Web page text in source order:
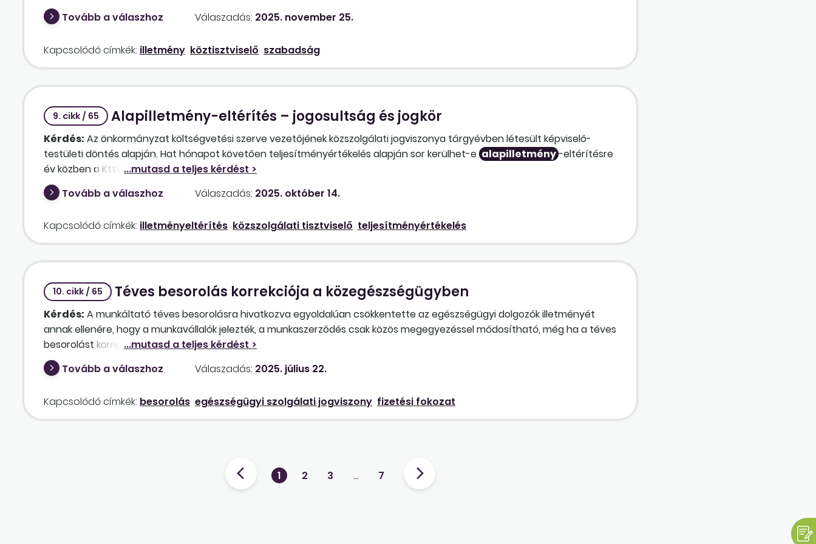
bekezdése és 234/A. §-a szerinti
illetménykiegészítésből és nyelvvizsgapótlékból állt. A szabadság idejére, illetve azt követően a tényleges munkavégzés
Tovább a válaszhoz Válaszadás: 2025. november 25.
Kapcsolódó címkék: illetmény köztisztviselő szabadság
9. cikk / 65 Alapilletmény-eltérítés – jogosultság és jogkör
Kérdés: Az önkormányzat költségvetési szerve vezetőjének közszolgálati jogviszonya tárgyévben létesült képviselő-
testületi döntés alapján. Hat hónapot követően teljesítményértékelés alapján sor kerülhet-e alapilletmény-eltérítésre
év közben a Kttv. 133. §-ának (3) bekezdése alapján? Az
polgármester dönt?
Tovább a válaszhoz Válaszadás: 2025. október 14.
Kapcsolódó címkék: illetményeltérítés közszolgálati tisztviselő teljesítményértékelés
10. cikk / 65 Téves besorolás korrekciója a közegészségügyben
Kérdés: A munkáltató téves besorolásra hivatkozva egyoldalúan csökkentette az egészségügyi dolgozók illetményét
annak ellenére, hogy a munkavállalók jelezték, a munkaszerződés csak közös megegyezéssel módosítható, még ha a téves
besorolást korrigálják is. Önök szerint az illetmény munkáltató általi csökkentése ilyen esetben jogszerű?
Tovább a válaszhoz
Válaszadás: 2025. július 22.
Kapcsolódó címkék: besorolás egészségügyi szolgálati jogviszony fizetési fokozat
1 2 3 … 7